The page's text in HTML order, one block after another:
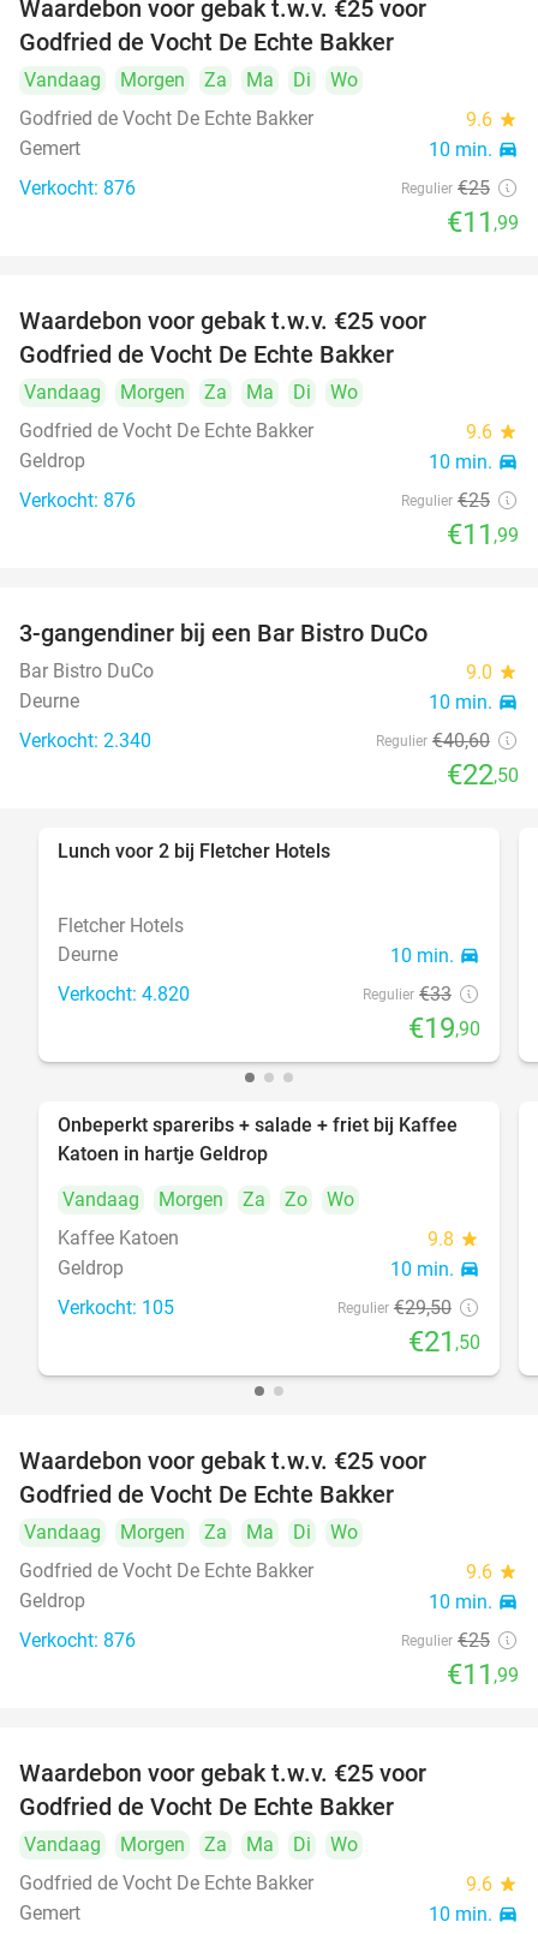
Waardebon voor gebak t.w.v. €25 voor
Godfried de Vocht De Echte Bakker
Vandaag Morgen Za Ma Di
Wo
Godfried de Vocht De Echte Bakker
9.6 star
Gemert 10 min. directions_car
Verkocht: 876 Regulier €25
€11 ,99
Waardebon voor gebak t.w.v. €25 voor
Godfried de Vocht De Echte Bakker
Vandaag Morgen Za Ma Di
Wo
Godfried de Vocht De Echte Bakker
9.6 star
Geldrop 10 min. directions_car
Verkocht: 876 Regulier €25
€11 ,99
3-gangendiner bij een Bar Bistro DuCo
Bar Bistro DuCo 9.0 star
Deurne 10 min. directions_car
Verkocht: 2.340 Regulier €40,60
€22,50
Lunch voor 2 bij Fletcher Hotels
Fletcher Hotels
Deurne
10 min. directions_car
Verkocht: 4.820 Regulier €33
€19,90
27%
Onbeperkt spareribs + salade + friet bij Kaffee
Katoen in hartje Geldrop
Vandaag
Morgen Za Zo
Wo
Kaffee Katoen
9.8 star
Geldrop 10 min. directions_car
Verkocht: 105 Regulier €29,50
€21 ,50
Waardebon voor gebak t.w.v. €25 voor
Godfried de Vocht De Echte Bakker
Vandaag Morgen Za Ma Di
Wo
Godfried de Vocht De Echte Bakker
9.6 star
Geldrop 10 min. directions_car
Verkocht: 876 Regulier €25
€11 ,99
Waardebon voor gebak t.w.v. €25 voor
Godfried de Vocht De Echte Bakker
Vandaag Morgen Za Ma Di
Wo
Godfried de Vocht De Echte Bakker
9.6 star
Gemert 10 min. directions_car